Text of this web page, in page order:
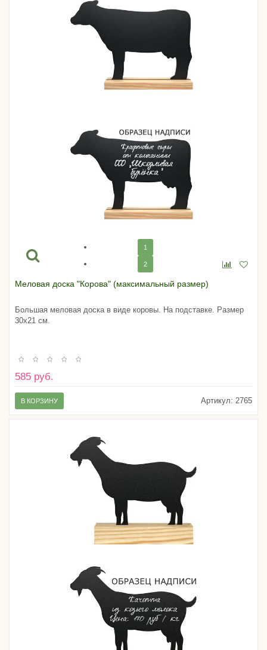
1
2
Меловая доска "Корова" (максимальный размер)
Большая меловая доска в виде коровы. На подставке. Размер
30х21 см.
585 руб.
Артикул: 2765
В КОРЗИНУ